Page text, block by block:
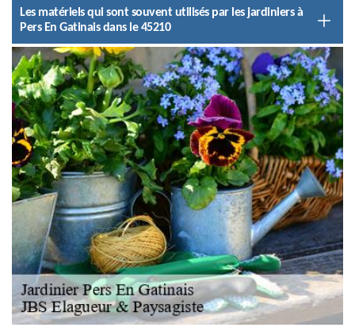
Les matériels qui sont souvent utilisés par les jardiniers à
Pers En Gatinais dans le 45210